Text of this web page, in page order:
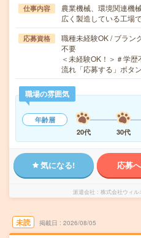
仕事内容
農業機械、環境関連機
広く製造している工場
応募資格
職種未経験OK / ブラン
不要
＜未経験OK！＞＃学
流れ「応募する」ボタ
職場の雰囲気
年齢層
20代
30代
気になる! 応募
派遣会社 株式会社ウィ
未読 掲載日 2026/08/05